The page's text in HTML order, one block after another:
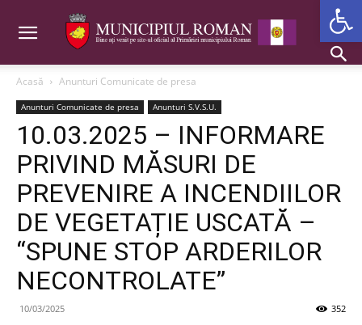
Acasă Anunturi Comunicate de presa
Anunturi Comunicate de presa Anunturi S.V.S.U.
10.03.2025 – INFORMARE
PRIVIND MĂSURI DE
PREVENIRE A INCENDIILOR
DE VEGETAȚIE USCATĂ –
“SPUNE STOP ARDERILOR
NECONTROLATE”
10/03/2025 352